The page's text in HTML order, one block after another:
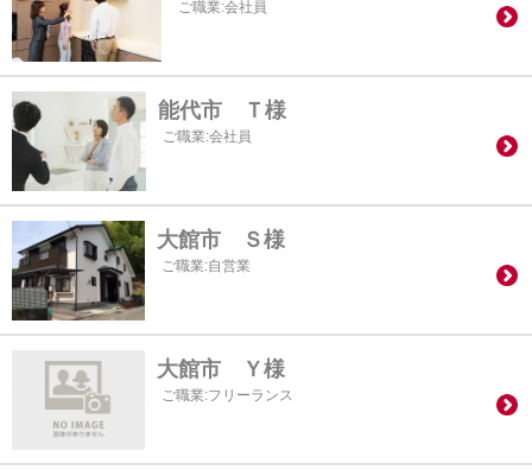
ご職業:会社員
能代市 Ｔ様
ご職業:会社員
大館市 Ｓ様
ご職業:自営業
大館市 Ｙ様
ご職業:フリーランス